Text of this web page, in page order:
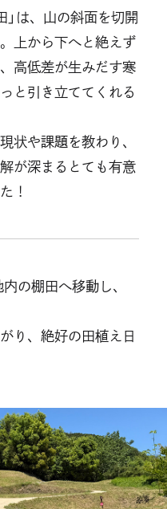
」は、山の斜面を切開
上から下へと絶えず
高低差が生みだす寒
と引き立ててくれる
状や課題を教わり、
が深まるとても有意
！
の棚田へ移動し、
り、絶好の田植え日